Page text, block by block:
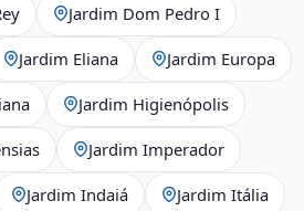
Jardim Dom Pedro I
Jardim Eliana Jardim Europa
Jardim Higienópolis
Jardim Imperador
Jardim Indaiá Jardim Itália